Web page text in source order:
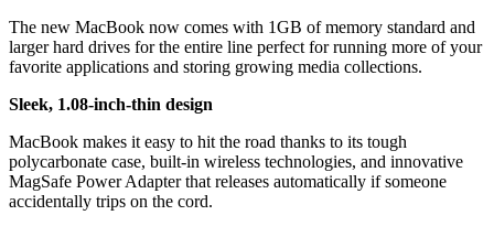
The new MacBook now comes with 1GB of memory standard and
larger hard drives for the entire line perfect for running more of your
favorite applications and storing growing media collections.
Sleek, 1.08-inch-thin design
MacBook makes it easy to hit the road thanks to its tough
polycarbonate case, built-in wireless technologies, and innovative
MagSafe Power Adapter that releases automatically if someone
accidentally trips on the cord.